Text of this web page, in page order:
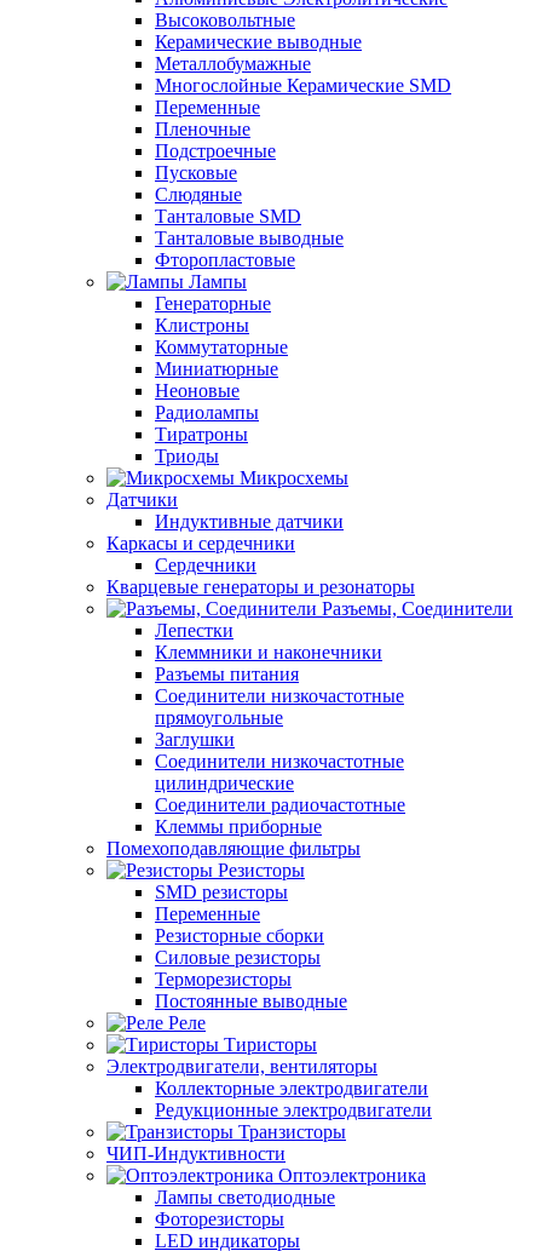
Высоковольтные
Керамические выводные
Металлобумажные
Многослойные Керамические SMD
Переменные
Пленочные
Подстроечные
Пусковые
Слюдяные
Танталовые SMD
Танталовые выводные
Фторопластовые
Лампы
Генераторные
Клистроны
Коммутаторные
Миниатюрные
Неоновые
Радиолампы
Тиратроны
Триоды
Микросхемы
Датчики
Индуктивные датчики
Каркасы и сердечники
Сердечники
Кварцевые генераторы и резонаторы
Разъемы, Соединители
Лепестки
Клеммники и наконечники
Разъемы питания
Соединители низкочастотные
прямоугольные
Заглушки
Соединители низкочастотные
цилиндрические
Соединители радиочастотные
Клеммы приборные
Помехоподавляющие фильтры
Резисторы
SMD резисторы
Переменные
Резисторные сборки
Силовые резисторы
Терморезисторы
Постоянные выводные
Реле
Тиристоры
Электродвигатели, вентиляторы
Коллекторные электродвигатели
Редукционные электродвигатели
Транзисторы
ЧИП-Индуктивности
Оптоэлектроника
Лампы светодиодные
Фоторезисторы
LED индикаторы